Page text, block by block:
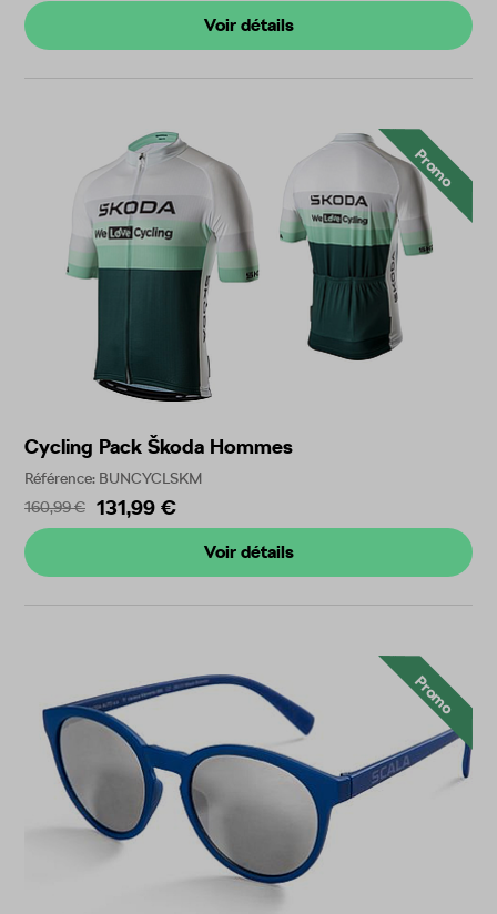
Voir détails
Promo
Cycling Pack Škoda Hommes
Référence: BUNCYCLSKM
160,99 €
131,99 €
Voir détails
Promo